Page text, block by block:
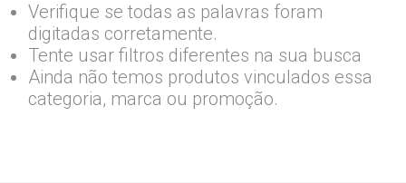
Verifique se todas as palavras foram
digitadas corretamente.
Tente usar filtros diferentes na sua busca
Ainda não temos produtos vinculados essa
categoria, marca ou promoção.